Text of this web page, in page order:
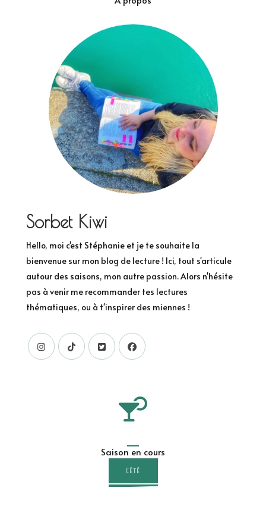
Sorbet Kiwi
Hello, moi c'est Stéphanie et je te souhaite la
bienvenue sur mon blog de lecture ! Ici, tout s'articule
autour des saisons, mon autre passion. Alors n'hésite
pas à venir me recommander tes lectures
thématiques, ou à t'inspirer des miennes !
Saison en cours
L'ÉTÉ